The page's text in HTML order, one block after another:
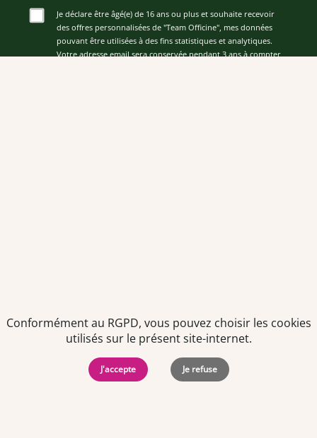
Je déclare être âgé(e) de 16 ans ou plus et souhaite recevoir
des offres personnalisées de "Team Officine", mes données
pouvant être utilisées à des fins statistiques et analytiques.
Votre adresse email sera conservée pendant 3 ans à compter
personnelles
réservés.
Conformément au RGPD, vous pouvez choisir les cookies
utilisés sur le présent site-internet.
J'accepte Je refuse